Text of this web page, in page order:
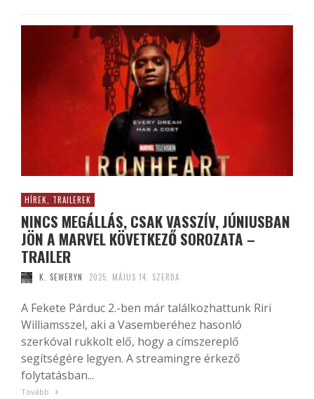
HÍREK, TRAILEREK
NINCS MEGÁLLÁS, CSAK VASSZÍV, JÚNIUSBAN
JÖN A MARVEL KÖVETKEZŐ SOROZATA –
TRAILER
K. SEWERYN 2025. MÁJUS 14. SZERDA
A Fekete Párduc 2.-ben már találkozhattunk Riri
Williamsszel, aki a Vasemberéhez hasonló
szerkóval rukkolt elő, hogy a címszereplő
segítségére legyen. A streamingre érkező
folytatásban...
Tovább